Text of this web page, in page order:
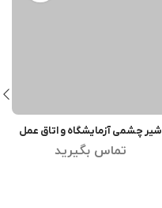
اطلاعات بیشتر
شیر چشمی آزمایشگاه و اتاق عمل
HD66
تماس بگیرید